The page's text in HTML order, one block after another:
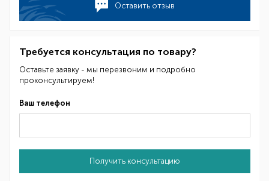
Оставить отзыв
Требуется консультация по товару?
Оставьте заявку - мы перезвоним и подробно
проконсультируем!
Ваш телефон
Получить консультацию